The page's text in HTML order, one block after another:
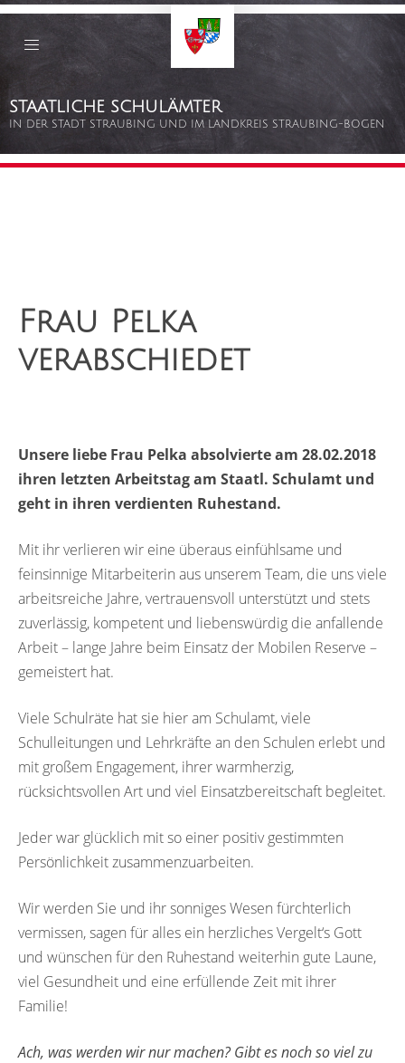
Staatliche
Schulämter
Straubing
–
Zum
Inhalt
springen
STAATLICHE SCHULÄMTER
IN DER STADT STRAUBING UND IM LANDKREIS STRAUBING-BOGEN
Frau Pelka
verabschiedet
Unsere liebe Frau Pelka absolvierte am 28.02.2018
ihren letzten Arbeitstag am Staatl. Schulamt und
geht in ihren verdienten Ruhestand.
Mit ihr verlieren wir eine überaus einfühlsame und
feinsinnige Mitarbeiterin aus unserem Team, die uns viele
arbeitsreiche Jahre, vertrauensvoll unterstützt und stets
zuverlässig, kompetent und liebenswürdig die anfallende
Arbeit – lange Jahre beim Einsatz der Mobilen Reserve –
gemeistert hat.
Viele Schulräte hat sie hier am Schulamt, viele
Schulleitungen und Lehrkräfte an den Schulen erlebt und
mit großem Engagement, ihrer warmherzig,
rücksichtsvollen Art und viel Einsatzbereitschaft begleitet.
Jeder war glücklich mit so einer positiv gestimmten
Persönlichkeit zusammenzuarbeiten.
Wir werden Sie und ihr sonniges Wesen fürchterlich
vermissen, sagen für alles ein herzliches Vergelt‘s Gott
und wünschen für den Ruhestand weiterhin gute Laune,
viel Gesundheit und eine erfüllende Zeit mit ihrer
Familie!
Ach, was werden wir nur machen? Gibt es noch so viel zu